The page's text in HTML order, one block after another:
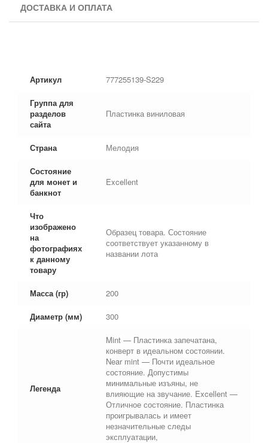
ДОСТАВКА И ОПЛАТА
Артикул 777255139-S229
Группа для
разделов
сайта
Пластинка виниловая
Страна Мелодия
Состояние
для монет и
банкнот
Excellent
Что
изображено
на
фотографиях
к данному
товару
Образец товара. Состояние
соответствует указанному в
названии лота
Масса (гр) 200
Диаметр (мм) 300
Легенда
Mint — Пластинка запечатана,
конверт в идеальном состоянии.
Near mint — Почти идеальное
состояние. Допустимы
минимальные изъяны, не
влияющие на звучание. Excellent —
Отличное состояние. Пластинка
проигрывалась и имеет
незначительные следы
эксплуатации,